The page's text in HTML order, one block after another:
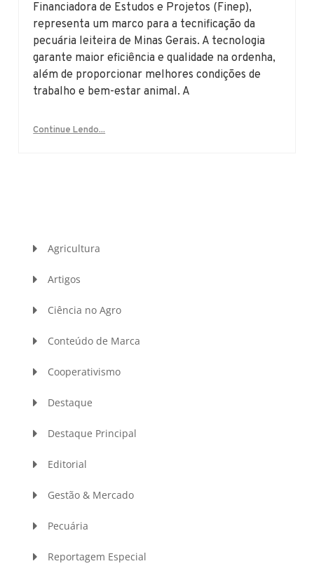
Financiadora de Estudos e Projetos (Finep),
representa um marco para a tecnificação da
pecuária leiteira de Minas Gerais. A tecnologia
garante maior eficiência e qualidade na ordenha,
além de proporcionar melhores condições de
trabalho e bem-estar animal. A
Continue Lendo...
Agricultura
Artigos
Ciência no Agro
Conteúdo de Marca
Cooperativismo
Destaque
Destaque Principal
Editorial
Gestão & Mercado
Pecuária
Reportagem Especial